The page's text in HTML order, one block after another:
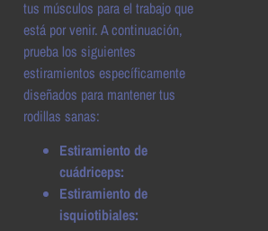
tus músculos para el trabajo que
está por venir. A continuación,
prueba los siguientes
estiramientos específicamente
diseñados para mantener tus
rodillas sanas:
Estiramiento de
cuádriceps:
Estiramiento de
isquiotibiales: